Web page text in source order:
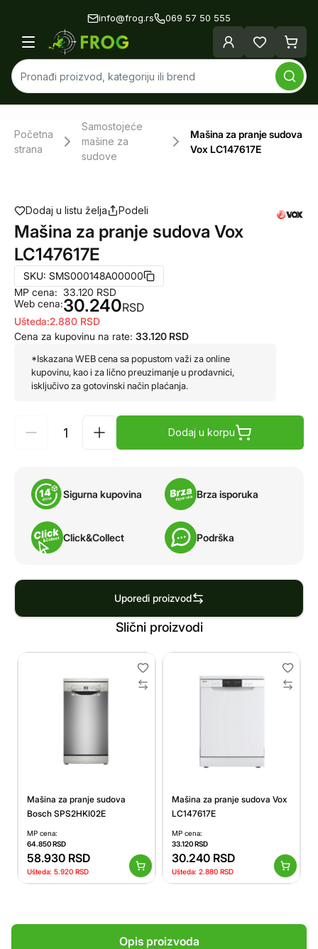
info@frog.rs 069 57 50 555
Početna
strana
Samostojeće
mašine za
sudove
Mašina za pranje sudova
Vox LC147617E
Dodaj u listu želja Podeli
Mašina za pranje sudova Vox
LC147617E
SKU: SMS000148A00000
MP cena:
Web cena:
33.120 RSD
30.240RSD
Ušteda:2.880 RSD
Cena za kupovinu na rate: 33.120 RSD
*Iskazana WEB cena sa popustom važi za online
kupovinu, kao i za lično preuzimanje u prodavnici,
isključivo za gotovinski način plaćanja.
Dodaj u korpu
Sigurna kupovina Brza isporuka
Click&Collect Podrška
Uporedi proizvod
Slični proizvodi
Mašina za pranje sudova
Bosch SPS2HKI02E
MP cena:
64.850RSD
58.930 RSD
Ušteda: 5.920 RSD
Mašina za pranje sudova Vox
LC147617E
MP cena:
33.120RSD
30.240 RSD
Ušteda: 2.880 RSD
Opis proizvoda